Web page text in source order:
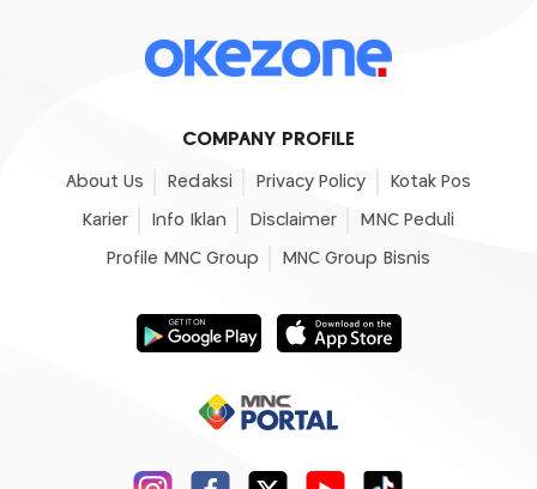
COMPANY PROFILE
About Us Redaksi Privacy Policy Kotak Pos
Karier Info Iklan Disclaimer MNC Peduli
Profile MNC Group MNC Group Bisnis